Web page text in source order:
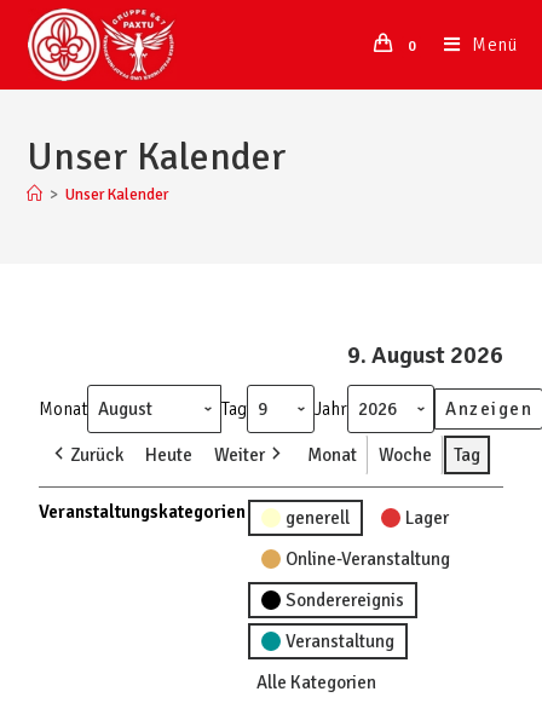
0 Menü
Unser Kalender
> Unser Kalender
9. August 2026
Monat Tag Jahr
Zurück Heute Weiter Monat Woche Tag
Veranstaltungskategorien generell
Lager
Online-Veranstaltung
Sonderereignis
Veranstaltung
Alle Kategorien